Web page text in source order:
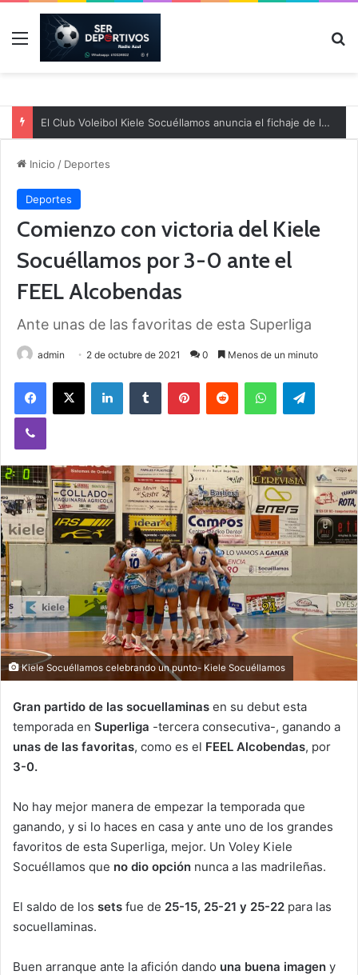
Menú
El Club Voleibol Kiele Socuéllamos anuncia el fichaje de la central norteamericana Morgan Thurlow para la temporada 2026/2027
Inicio / Deportes
Deportes
Comienzo con victoria del Kiele
Socuéllamos por 3-0 ante el
FEEL Alcobendas
Ante unas de las favoritas de esta Superliga
admin 2 de octubre de 2021 0 Menos de un minuto
Kiele Socuéllamos celebrando un punto- Kiele Socuéllamos
Gran partido de las socuellaminas en su debut esta
temporada en Superliga -tercera consecutiva-, ganando a
unas de las favoritas, como es el FEEL Alcobendas, por
3-0.
No hay mejor manera de empezar la temporada que
ganando, y si lo haces en casa y ante uno de los grandes
favoritos de esta Superliga, mejor. Un Voley Kiele
Socuéllamos que no dio opción nunca a las madrileñas.
El saldo de los sets fue de 25-15, 25-21 y 25-22 para las
socuellaminas.
Buen arranque ante la afición dando una buena imagen y